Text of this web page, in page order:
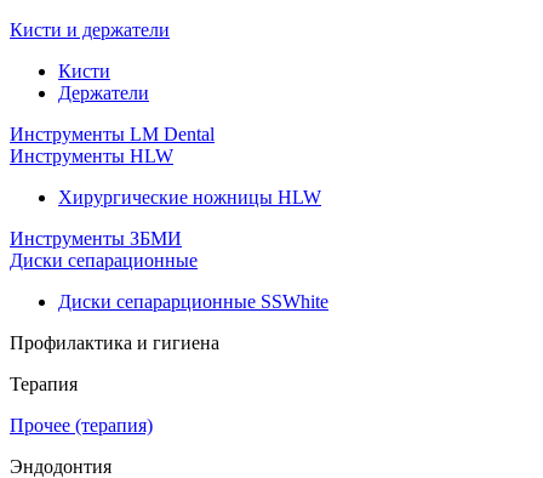
Кисти и держатели
Кисти
Держатели
Инструменты LM Dental
Инструменты HLW
Хирургические ножницы HLW
Инструменты ЗБМИ
Диски сепарационные
Диски сепарарционные SSWhite
Профилактика и гигиена
Терапия
Прочее (терапия)
Эндодонтия